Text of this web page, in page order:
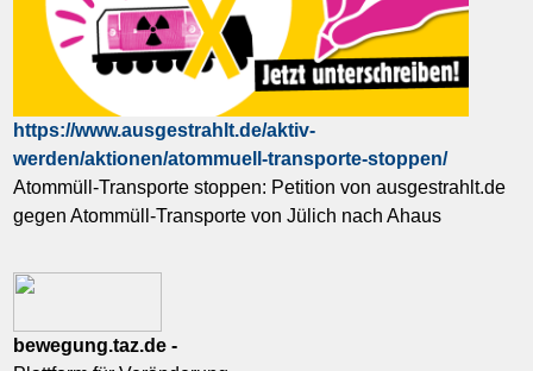
https://www.ausgestrahlt.de/aktiv-
werden/aktionen/atommuell-transporte-stoppen/
Atommüll-Transporte stoppen: Petition von ausgestrahlt.de
gegen Atommüll-Transporte von Jülich nach Ahaus
bewegung.taz.de -